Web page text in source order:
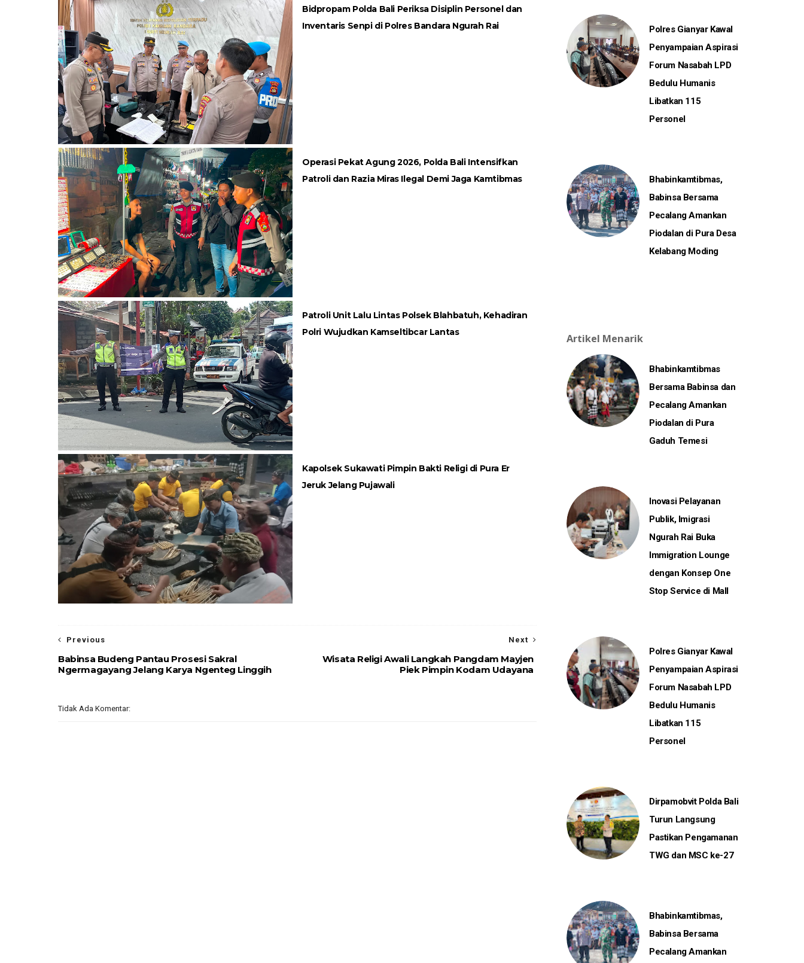
Bidpropam Polda Bali Periksa Disiplin Personel dan
Inventaris Senpi di Polres Bandara Ngurah Rai
Operasi Pekat Agung 2026, Polda Bali Intensifkan
Patroli dan Razia Miras Ilegal Demi Jaga Kamtibmas
Patroli Unit Lalu Lintas Polsek Blahbatuh, Kehadiran
Polri Wujudkan Kamseltibcar Lantas
Kapolsek Sukawati Pimpin Bakti Religi di Pura Er
Jeruk Jelang Pujawali
Next
Wisata Religi Awali Langkah Pangdam Mayjen
Piek Pimpin Kodam Udayana
Previous
Babinsa Budeng Pantau Prosesi Sakral
Ngermagayang Jelang Karya Ngenteg Linggih
Tidak Ada Komentar:
Polres Gianyar Kawal
Penyampaian Aspirasi
Forum Nasabah LPD
Bedulu Humanis
Libatkan 115
Personel
Bhabinkamtibmas,
Babinsa Bersama
Pecalang Amankan
Piodalan di Pura Desa
Kelabang Moding
Artikel Menarik
Bhabinkamtibmas
Bersama Babinsa dan
Pecalang Amankan
Piodalan di Pura
Gaduh Temesi
Inovasi Pelayanan
Publik, Imigrasi
Ngurah Rai Buka
Immigration Lounge
dengan Konsep One
Stop Service di Mall
Polres Gianyar Kawal
Penyampaian Aspirasi
Forum Nasabah LPD
Bedulu Humanis
Libatkan 115
Personel
Dirpamobvit Polda Bali
Turun Langsung
Pastikan Pengamanan
TWG dan MSC ke-27
Bhabinkamtibmas,
Babinsa Bersama
Pecalang Amankan